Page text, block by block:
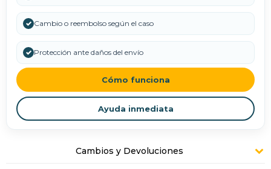
✓ Cambio o reembolso según el caso
✓ Protección ante daños del envío
Cómo funciona
Ayuda inmediata
Cambios y Devoluciones